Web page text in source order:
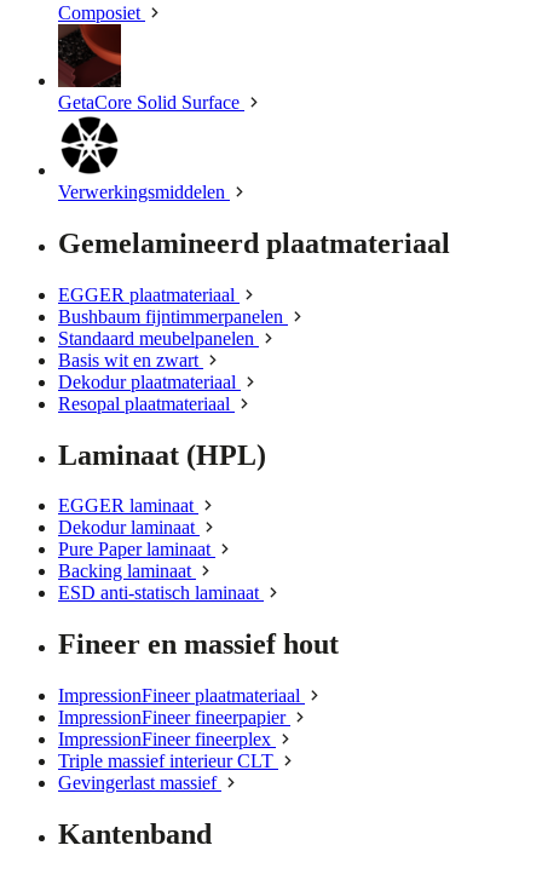
Composiet
GetaCore Solid Surface
Verwerkingsmiddelen
Gemelamineerd plaatmateriaal
EGGER plaatmateriaal
Bushbaum fijntimmerpanelen
Standaard meubelpanelen
Basis wit en zwart
Dekodur plaatmateriaal
Resopal plaatmateriaal
Laminaat (HPL)
EGGER laminaat
Dekodur laminaat
Pure Paper laminaat
Backing laminaat
ESD anti-statisch laminaat
Fineer en massief hout
ImpressionFineer plaatmateriaal
ImpressionFineer fineerpapier
ImpressionFineer fineerplex
Triple massief interieur CLT
Gevingerlast massief
Kantenband